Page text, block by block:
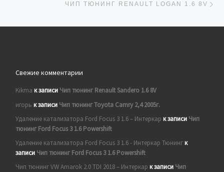
ЧИП ТЮНИНГ RENAULT LOGAN 1.6 8V
Свежие комментарии
Kikma к записи Чип тюнинг Renault Sandero 1.6 8V
игорь к записи Чип тюнинг Toyota Camry 2,4 2005г.
Удаление катализатора Ford Focus 3 1.6 – Интеркар к записи Чип
тюнинг Ford Focus 3 1.6 Powershift
Удаление катализатора Ford Focus 3 1.6 - Интеркар Тюнингк
записи Чип тюнинг Ford Focus 3 1.6 Powershift
Чип тюнинг VW Amarok 2.0 TDI 2018 – Интеркар к записи Чип